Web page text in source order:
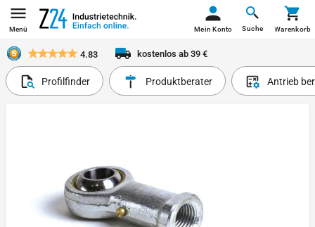
Menü Suche
Mein Konto Warenkorb
4.83 kostenlos ab 39 €
Profilfinder Produktberater Antrieb